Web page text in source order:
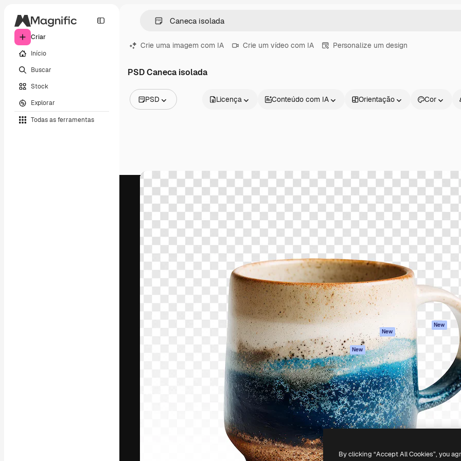
Criar
Início
Buscar
Stock
Explorar
Todas as ferramentas
Crie uma imagem com IA Crie um vídeo com IA Personalize um design
PSD Caneca isolada
PSD
Vídeos
Ícones
Modelos 3D
Fontes
Licença Conteúdo com IA Orientação Cor
A plataforma criativa para você direcionar
assinantes entre criativos, empresas,
agências e estúdios.
Português
Produtos
Assistente de IA
Gerador de
imagens
Gerador de vídeos
Texto para voz
Conteúdo de stock
MCP para
Claude/ChatGPT
New
Agentes New
API
App móvel
Todas as
ferramentas
Começar
Documentação
Atendimento
Termos e
condições
Política de
privacidade
Originais
New
Política de
Central de
confiabilidade
Afiliados
Empresas
Copyright © 2010-2026 Freepik Company S.L.U. Todos os direitos reservados.
By clicking “Accept All Cookies”, you